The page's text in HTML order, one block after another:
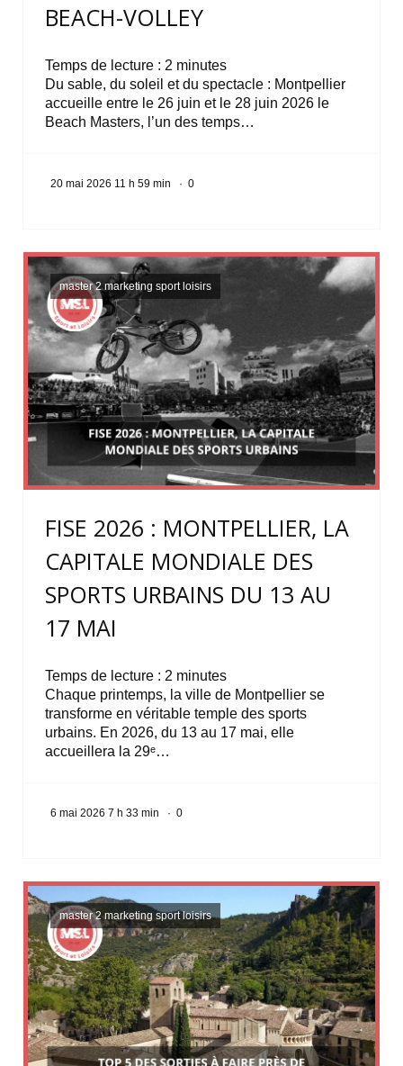
BEACH-VOLLEY
Temps de lecture : 2 minutes
Du sable, du soleil et du spectacle : Montpellier
accueille entre le 26 juin et le 28 juin 2026 le
Beach Masters, l’un des temps…
20 mai 2026 11 h 59 min · 0
master 2 marketing sport loisirs
FISE 2026 : MONTPELLIER, LA
CAPITALE MONDIALE DES
SPORTS URBAINS DU 13 AU
17 MAI
Temps de lecture : 2 minutes
Chaque printemps, la ville de Montpellier se
transforme en véritable temple des sports
urbains. En 2026, du 13 au 17 mai, elle
accueillera la 29ᵉ…
6 mai 2026 7 h 33 min · 0
master 2 marketing sport loisirs